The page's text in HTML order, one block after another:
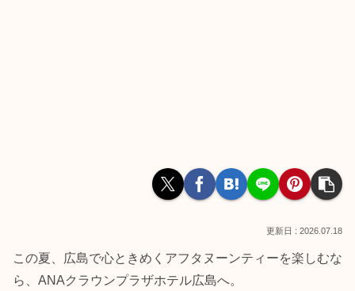
2026.07.18
この夏、広島で心ときめくアフタヌーンティーを楽しむな
ら、ANAクラウンプラザホテル広島へ。